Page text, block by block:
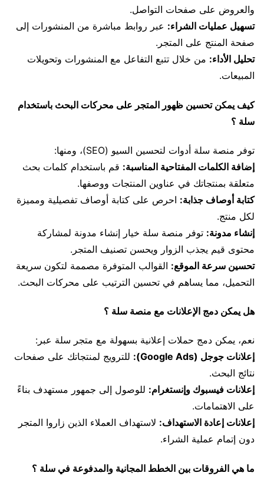
والعروض على صفحات التواصل.
تسهيل عمليات الشراء: عبر روابط مباشرة من المنشورات إلى
صفحة المنتج على المتجر.
تحليل الأداء: من خلال تتبع التفاعل مع المنشورات وتحويلات
المبيعات.
كيف يمكن تحسين ظهور المتجر على محركات البحث باستخدام
سلة ؟
توفر منصة سلة أدوات لتحسين السيو (SEO)، ومنها:
إضافة الكلمات المفتاحية المناسبة: قم باستخدام كلمات بحث
متعلقة بمنتجاتك في عناوين المنتجات ووصفها.
كتابة أوصاف جذابة: احرص على كتابة أوصاف تفصيلية ومميزة
لكل منتج.
إنشاء مدونة: توفر منصة سلة خيار إنشاء مدونة لمشاركة
محتوى قيم يجذب الزوار ويحسن تصنيف المتجر.
تحسين سرعة الموقع: القوالب المتوفرة مصممة لتكون سريعة
التحميل، مما يساهم في تحسين الترتيب على محركات البحث.
هل يمكن دمج الإعلانات مع منصة سلة ؟
نعم، يمكن دمج حملات إعلانية بسهولة مع متجر سلة عبر:
إعلانات جوجل (Google Ads):
للترويج لمنتجاتك على صفحات
نتائج البحث.
إعلانات فيسبوك وإنستغرام: للوصول إلى جمهور مستهدف بناءً
على الاهتمامات.
إعلانات إعادة الاستهداف: لاستهداف العملاء الذين زاروا المتجر
دون إتمام عملية الشراء.
ما هي الفروقات بين الخطط المجانية والمدفوعة في سلة ؟